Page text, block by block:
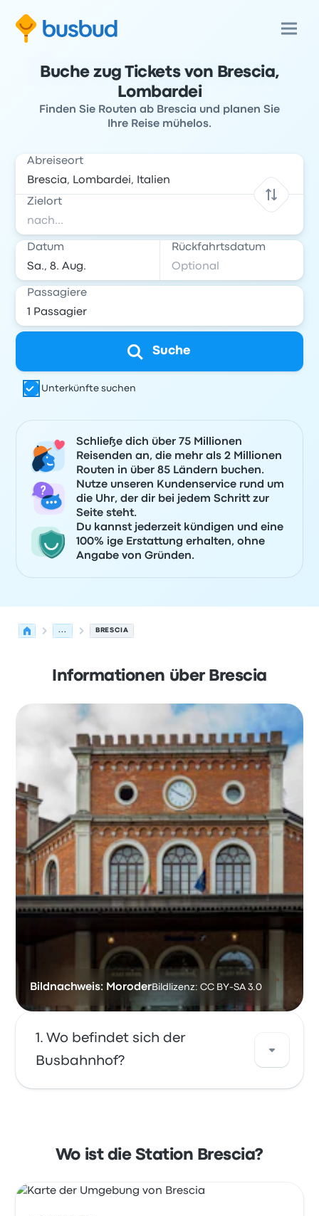
Buche zug Tickets von Brescia,
Lombardei
Finden Sie Routen ab Brescia und planen Sie
Ihre Reise mühelos.
Abreiseort
Zielort
Datum Rückfahrtsdatum
Passagiere
Suche
Unterkünfte suchen
Schließe dich über 75 Millionen
Reisenden an, die mehr als 2 Millionen
Routen in über 85 Ländern buchen.
Nutze unseren Kundenservice rund um
die Uhr, der dir bei jedem Schritt zur
Seite steht.
Du kannst jederzeit kündigen und eine
100% ige Erstattung erhalten, ohne
Angabe von Gründen.
... BRESCIA
Informationen über Brescia
Bildnachweis: MoroderBildlizenz: CC BY-SA 3.0
Wo befindet sich der
Busbahnhof?
BS Italy. Sehen Sie sich den Standort dieses
Wo ist die Station Brescia?